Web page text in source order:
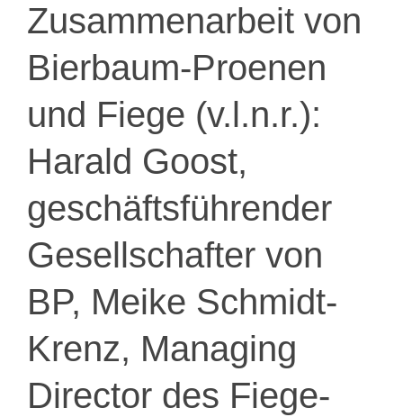
Zusammenarbeit von
Bierbaum-Proenen
und Fiege (v.l.n.r.):
Harald Goost,
geschäftsführender
Gesellschafter von
BP, Meike Schmidt-
Krenz, Managing
Director des Fiege-